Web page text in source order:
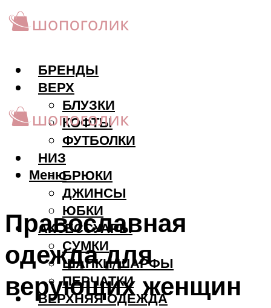
БРЕНДЫ
ВЕРХ
БЛУЗКИ
КОФТЫ
ФУТБОЛКИ
НИЗ
БРЮКИ
ДЖИНСЫ
ЮБКИ
АКCЕССУАРЫ
СУМКИ
ШАПКИ/ШАРФЫ
ПЕРЧАТКИ
ВЕРХНЯЯ ОДЕЖДА
Меню
Православная
одежда для
верующих женщин